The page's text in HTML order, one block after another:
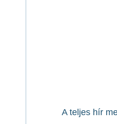
A teljes hír